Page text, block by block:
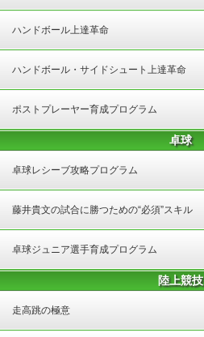
ハンドボール上達革命
ハンドボール・サイドシュート上達革命
ポストプレーヤー育成プログラム
卓球
卓球レシーブ攻略プログラム
藤井貴文の試合に勝つための“必須”スキル
卓球ジュニア選手育成プログラム
陸上競技
走高跳の極意